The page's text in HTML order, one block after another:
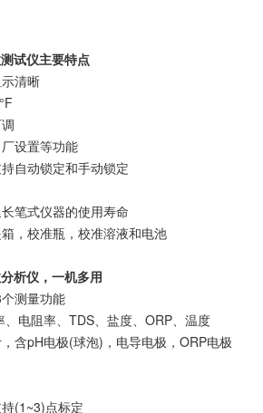
试仪主要特点
清晰
设置等功能
自动锁定和手动锁定
笔式仪器的使用寿命
，校准瓶，校准溶液和电池
析仪，一机多用
测量功能
电阻率、TDS、盐度、ORP、温度
含pH电极(球泡)，电导电极，ORP电极
(1~3)点标定